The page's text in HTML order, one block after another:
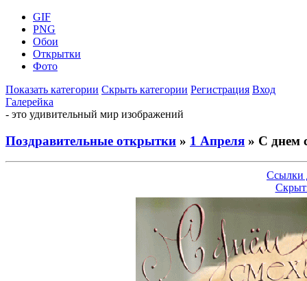
GIF
PNG
Обои
Открытки
Фото
Показать категории Скрыть категории Регистрация Вход
Галерейка
- это удивительный мир изображений
Поздравительные открытки » 1 Апреля » С днем
Ссылки